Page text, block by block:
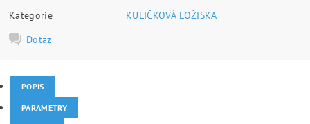
Kategorie
KULIČKOVÁ LOŽISKA
Dotaz
POPIS
PARAMETRY